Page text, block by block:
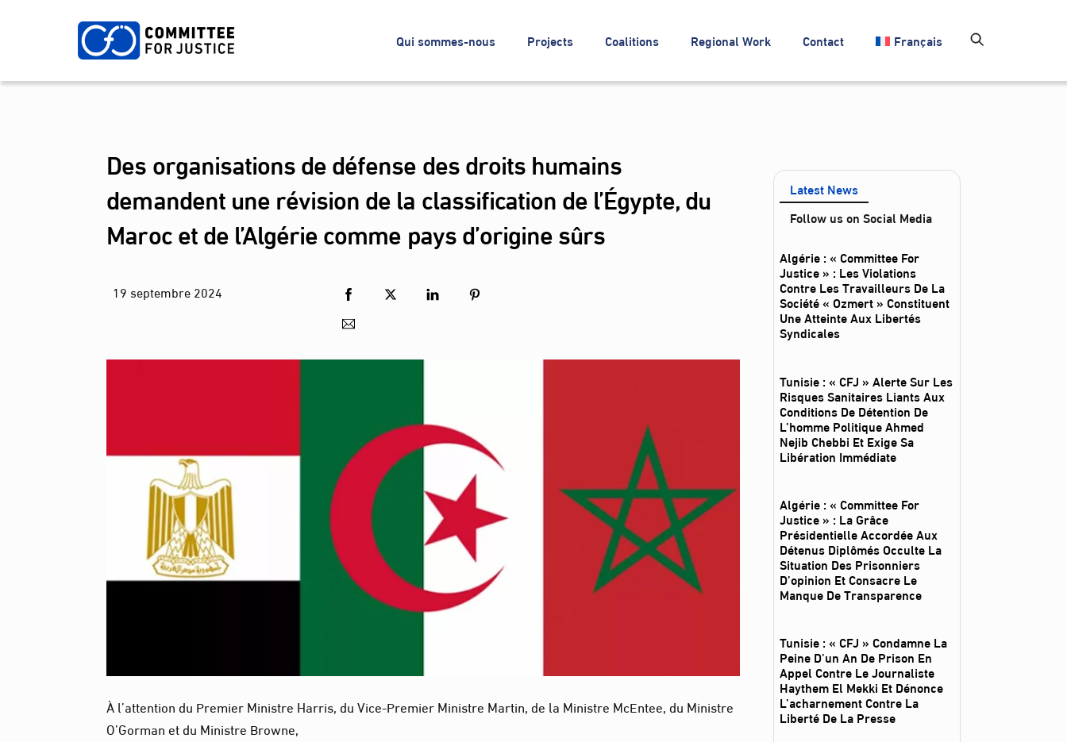
Qui sommes-nous Projects Coalitions Regional Work Contact Français
Des organisations de défense des droits humains
demandent une révision de la classification de l’Égypte, du
Maroc et de l’Algérie comme pays d’origine sûrs
19 septembre2024
À l’attention du Premier Ministre Harris, du Vice-Premier Ministre Martin, de la Ministre McEntee, du Ministre
O’Gorman et du Ministre Browne,
Latest News
Follow us on Social Media
Algérie : « Committee For
Justice » : Les Violations
Contre Les Travailleurs De La
Société « Ozmert » Constituent
Une Atteinte Aux Libertés
Syndicales
Tunisie : « CFJ » Alerte Sur Les
Risques Sanitaires Liants Aux
Conditions De Détention De
L’homme Politique Ahmed
Nejib Chebbi Et Exige Sa
Libération Immédiate
Algérie : « Committee For
Justice » : La Grâce
Présidentielle Accordée Aux
Détenus Diplômés Occulte La
Situation Des Prisonniers
D’opinion Et Consacre Le
Manque De Transparence
Tunisie : « CFJ » Condamne La
Peine D’un An De Prison En
Appel Contre Le Journaliste
Haythem El Mekki Et Dénonce
L’acharnement Contre La
Liberté De La Presse